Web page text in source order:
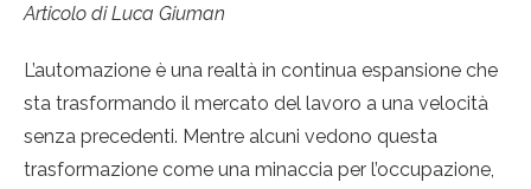
Articolo di Luca Giuman
L’automazione è una realtà in continua espansione che
sta trasformando il mercato del lavoro a una velocità
senza precedenti. Mentre alcuni vedono questa
trasformazione come una minaccia per l’occupazione,